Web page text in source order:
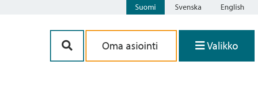
Suomi Svenska English
Oma asiointi Valikko